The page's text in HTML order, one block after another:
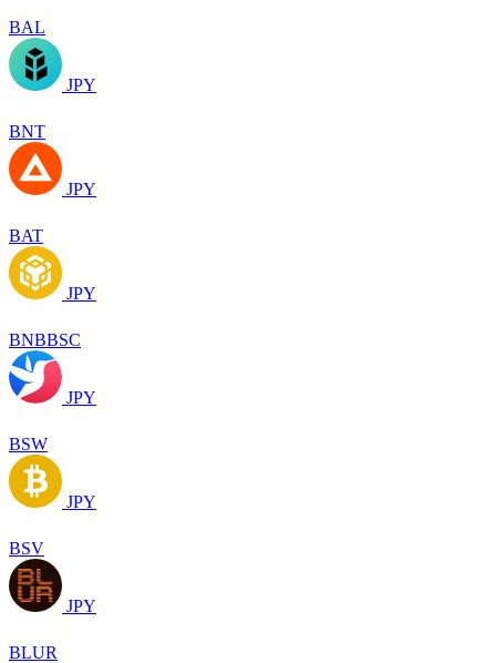
BAL
JPY
BNT
JPY
BAT
JPY
BNBBSC
JPY
BSW
JPY
BSV
JPY
BLUR